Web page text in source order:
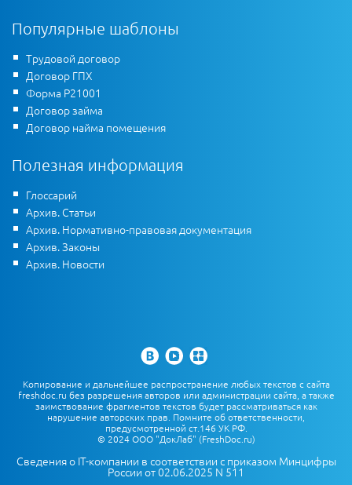
Популярные шаблоны
Трудовой договор
Договор ГПХ
Форма Р21001
Договор займа
Договор найма помещения
Полезная информация
Глоссарий
Архив. Статьи
Архив. Нормативно-правовая документация
Архив. Законы
Архив. Новости
Копирование и дальнейшее распространение любых текстов с сайта
freshdoc.ru без разрешения авторов или администрации сайта, а также
заимствование фрагментов текстов будет рассматриваться как
нарушение авторских прав. Помните об ответственности,
предусмотренной ст.146 УК РФ.
© 2024 ООО "ДокЛаб" (FreshDoc.ru)
Сведения о IT-компании в соответствии с приказом Минцифры
России от 02.06.2025 N 511